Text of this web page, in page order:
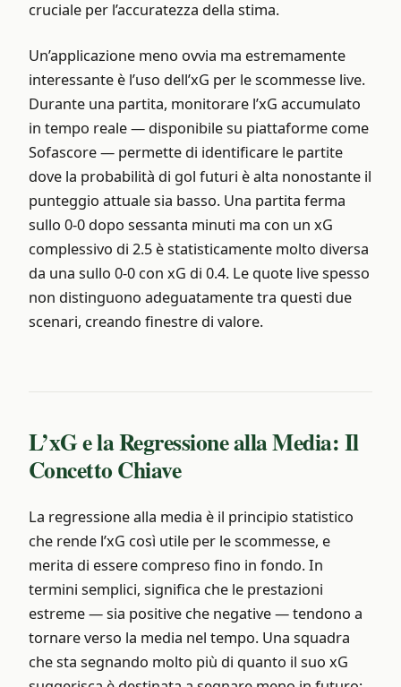
cruciale per l’accuratezza della stima.
Un’applicazione meno ovvia ma estremamente
interessante è l’uso dell’xG per le scommesse live.
Durante una partita, monitorare l’xG accumulato
in tempo reale — disponibile su piattaforme come
Sofascore — permette di identificare le partite
dove la probabilità di gol futuri è alta nonostante il
punteggio attuale sia basso. Una partita ferma
sullo 0-0 dopo sessanta minuti ma con un xG
complessivo di 2.5 è statisticamente molto diversa
da una sullo 0-0 con xG di 0.4. Le quote live spesso
non distinguono adeguatamente tra questi due
scenari, creando finestre di valore.
L’xG e la Regressione alla Media: Il
Concetto Chiave
La regressione alla media è il principio statistico
che rende l’xG così utile per le scommesse, e
merita di essere compreso fino in fondo. In
termini semplici, significa che le prestazioni
estreme — sia positive che negative — tendono a
tornare verso la media nel tempo. Una squadra
che sta segnando molto più di quanto il suo xG